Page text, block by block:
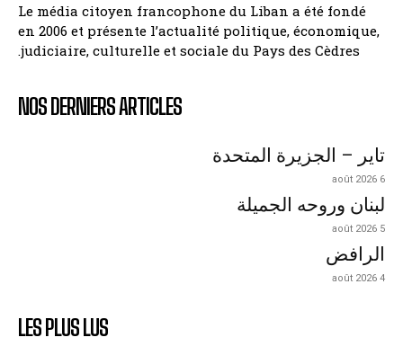
Le média citoyen francophone du Liban a été fondé
en 2006 et présente l’actualité politique, économique,
judiciaire, culturelle et sociale du Pays des Cèdres.
NOS DERNIERS ARTICLES
تاير – الجزيرة المتحدة
6 août 2026
لبنان وروحه الجميلة
5 août 2026
الرافض
4 août 2026
LES PLUS LUS